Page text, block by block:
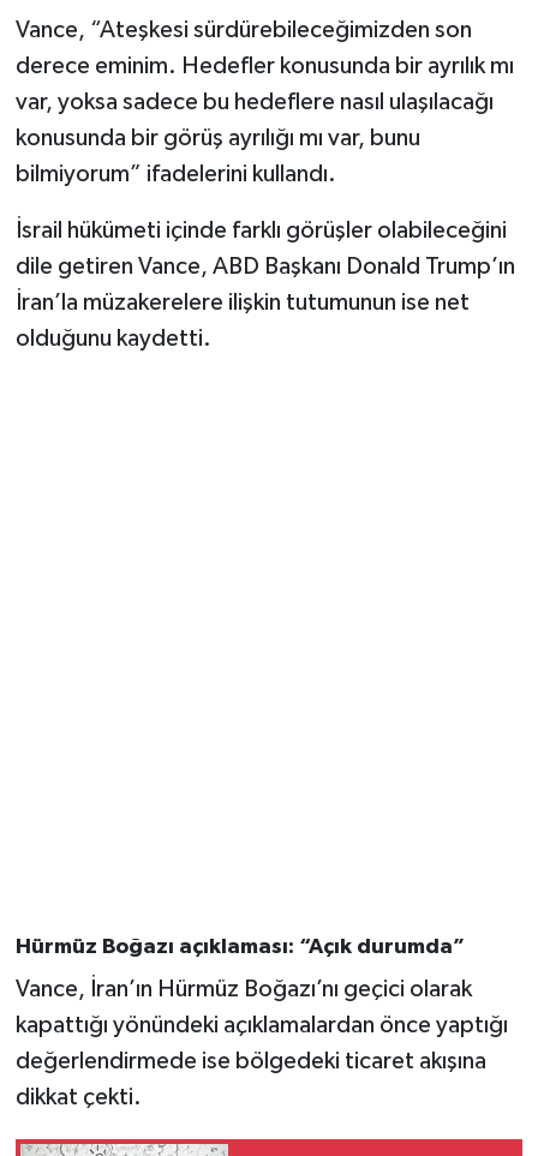
Vance, “Ateşkesi sürdürebileceğimizden son
derece eminim. Hedefler konusunda bir ayrılık mı
var, yoksa sadece bu hedeflere nasıl ulaşılacağı
konusunda bir görüş ayrılığı mı var, bunu
bilmiyorum” ifadelerini kullandı.
İsrail hükümeti içinde farklı görüşler olabileceğini
dile getiren Vance, ABD Başkanı Donald Trump’ın
İran’la müzakerelere ilişkin tutumunun ise net
olduğunu kaydetti.
Hürmüz Boğazı açıklaması: “Açık durumda”
Vance, İran’ın Hürmüz Boğazı’nı geçici olarak
kapattığı yönündeki açıklamalardan önce yaptığı
değerlendirmede ise bölgedeki ticaret akışına
dikkat çekti.